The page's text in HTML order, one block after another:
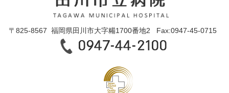
〒825-8567 福岡県田川市大字糒1700番地2 Fax:0947-45-0715